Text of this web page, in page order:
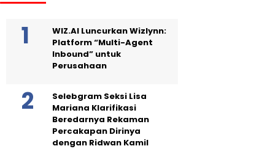
WIZ.AI Luncurkan Wizlynn:
Platform “Multi-Agent
Inbound” untuk
Perusahaan
Selebgram Seksi Lisa
Mariana Klarifikasi
Beredarnya Rekaman
Percakapan Dirinya
dengan Ridwan Kamil